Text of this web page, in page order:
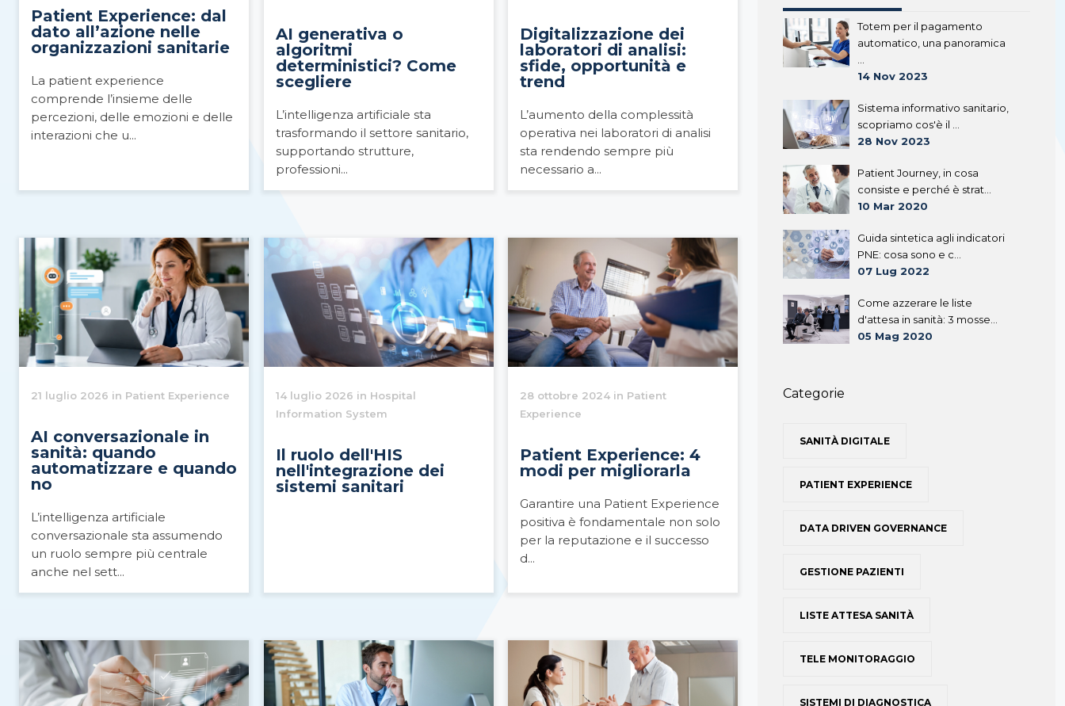
Patient Experience: dal
dato all’azione nelle
organizzazioni sanitarie
La patient experience
comprende l’insieme delle
percezioni, delle emozioni e delle
interazioni che u...
AI generativa o
algoritmi
deterministici? Come
scegliere
L’intelligenza artificiale sta
trasformando il settore sanitario,
supportando strutture,
professioni...
Digitalizzazione dei
laboratori di analisi:
sfide, opportunità e
trend
L’aumento della complessità
operativa nei laboratori di analisi
sta rendendo sempre più
necessario a...
21 luglio 2026 in Patient Experience
AI conversazionale in
sanità: quando
automatizzare e quando
no
L’intelligenza artificiale
conversazionale sta assumendo
un ruolo sempre più centrale
anche nel sett...
14 luglio 2026 in Hospital
Information System
Il ruolo dell'HIS
nell'integrazione dei
sistemi sanitari
28 ottobre 2024 in Patient
Experience
Patient Experience: 4
modi per migliorarla
Garantire una Patient Experience
positiva è fondamentale non solo
per la reputazione e il successo
d...
Totem per il pagamento
automatico, una panoramica
14 Nov 2023
Sistema informativo sanitario,
scopriamo cos'è il ...
28 Nov 2023
Patient Journey, in cosa
consiste e perché è strat...
10 Mar 2020
Guida sintetica agli indicatori
PNE: cosa sono e c...
07 Lug 2022
Come azzerare le liste
d'attesa in sanità: 3 mosse...
05 Mag 2020
Categorie
SANITÀ DIGITALE
PATIENT EXPERIENCE
DATA DRIVEN GOVERNANCE
GESTIONE PAZIENTI
LISTE ATTESA SANITÀ
TELE MONITORAGGIO
SISTEMI DI DIAGNOSTICA